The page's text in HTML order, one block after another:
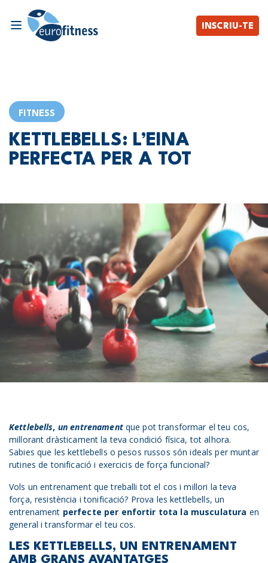
INSCRIU-TE
FITNESS
KETTLEBELLS: L’EINA
PERFECTA PER A TOT
Kettlebells, un entrenamentque pot transformar el teu cos,
millorant dràsticament la teva condició física, tot alhora.
Sabies que les kettlebells o pesos russos són ideals per muntar
rutines de tonificació i exercicis de força funcional?
Vols un entrenament que treballi tot el cos i millori la teva
força, resistència i tonificació? Prova les kettlebells, un
entrenament perfecte per enfortir tota la musculatura en
general i transformar el teu cos.
LES KETTLEBELLS, UN ENTRENAMENT
AMB GRANS AVANTATGES